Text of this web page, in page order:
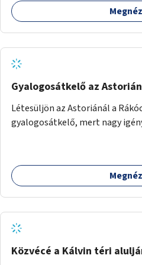
Gyalogosátkelő az
Létesüljön az Astoriánál a
gyalogosátkelő, mert nagy
Közvécé a Kálvin téri